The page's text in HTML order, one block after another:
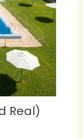
Real)